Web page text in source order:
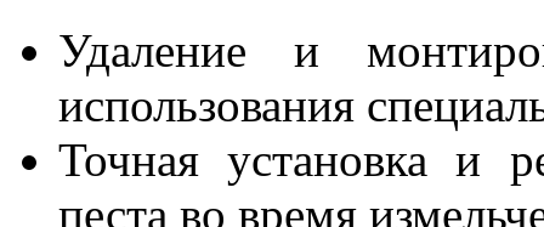
Удаление и
использования
Точная установка и
песта во время